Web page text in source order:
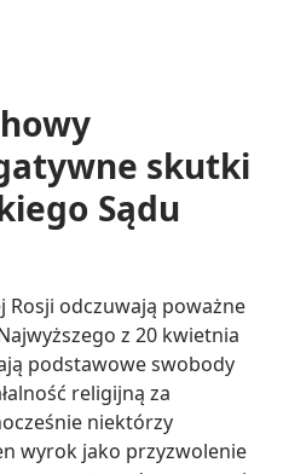
skutki
Sądu
Rosji odczuwają poważne
z 20 kwietnia
podstawowe swobody
religijną za
niektórzy
wyrok jako przyzwolenie